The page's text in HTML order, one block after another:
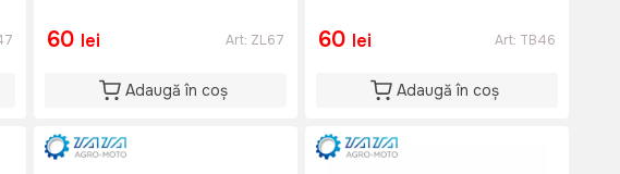
60 lei Art: ZL67
Adaugă în coș
60 lei Art: TB46
Adaugă în coș